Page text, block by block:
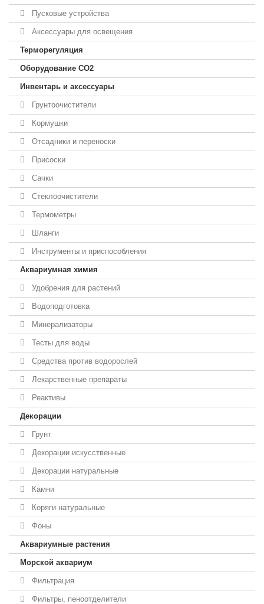
Пусковые устройства
Аксессуары для освещения
Терморегуляция
Оборудование CO2
Инвентарь и аксессуары
Грунтоочистители
Кормушки
Отсадники и переноски
Присоски
Сачки
Стеклоочистители
Термометры
Шланги
Инструменты и приспособления
Аквариумная химия
Удобрения для растений
Водоподготовка
Минерализаторы
Тесты для воды
Средства против водорослей
Лекарственные препараты
Реактивы
Декорации
Грунт
Декорации искусственные
Декорации натуральные
Камни
Коряги натуральные
Фоны
Аквариумные растения
Морской аквариум
Фильтрация
Фильтры, пеноотделители